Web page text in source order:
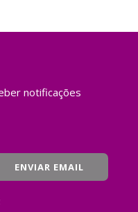
notificações